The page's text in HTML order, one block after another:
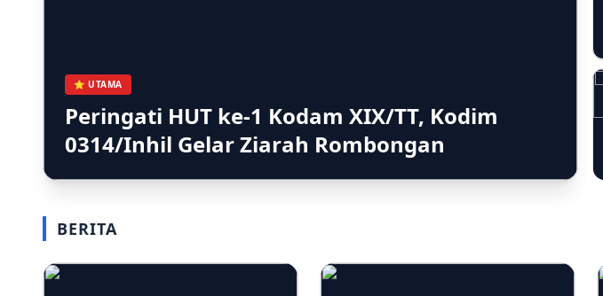
⭐ UTAMA
Peringati HUT ke-1 Kodam XIX/TT, Kodim
0314/Inhil Gelar Ziarah Rombongan
BERITA